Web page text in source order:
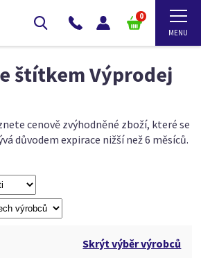
0
štítkem Výprodej
cenově zvýhodněné zboží, které se
důvodem expirace nižší než 6 měsíců.
Skrýt výběr výrobců